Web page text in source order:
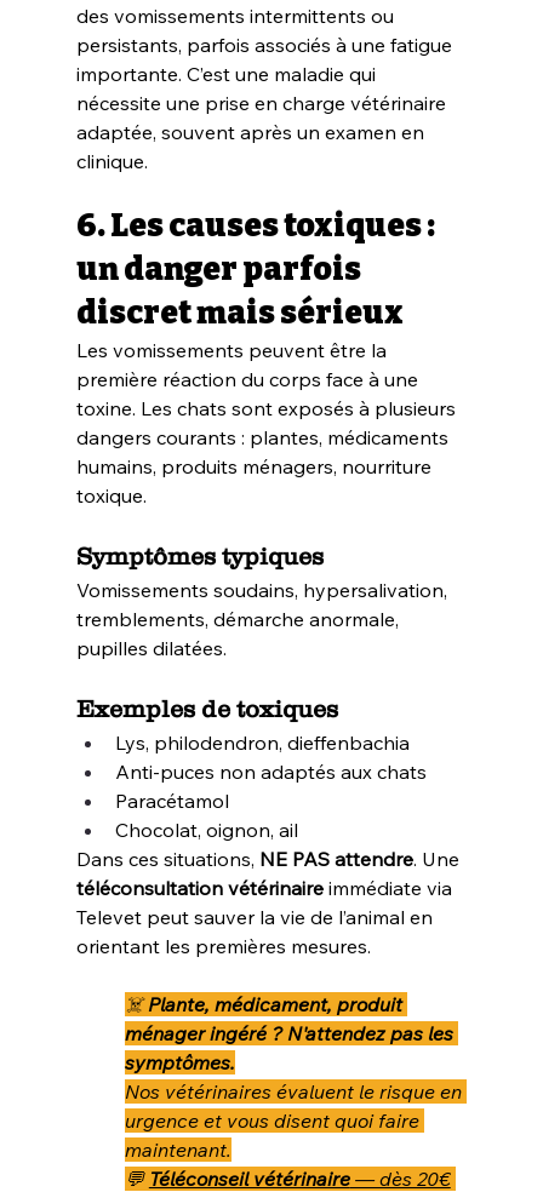
des vomissements intermittents ou
persistants, parfois associés à une fatigue
importante. C’est une maladie qui
nécessite une prise en charge vétérinaire
adaptée, souvent après un examen en
clinique.
6. Les causes toxiques :
un danger parfois
discret mais sérieux
Les vomissements peuvent être la
première réaction du corps face à une
toxine. Les chats sont exposés à plusieurs
dangers courants : plantes, médicaments
humains, produits ménagers, nourriture
toxique.
Symptômes typiques
Vomissements soudains, hypersalivation,
tremblements, démarche anormale,
pupilles dilatées.
Exemples de toxiques
Lys, philodendron, dieffenbachia
Anti-puces non adaptés aux chats
Paracétamol
Chocolat, oignon, ail
Dans ces situations, NE PAS attendre. Une
téléconsultation vétérinaire immédiate via
Televet peut sauver la vie de l’animal en
orientant les premières mesures.
☠️ Plante, médicament, produit
ménager ingéré ? N'attendez pas les
symptômes.
Nos vétérinaires évaluent le risque en
urgence et vous disent quoi faire
maintenant.
💬 Téléconseil vétérinaire — dès 20€